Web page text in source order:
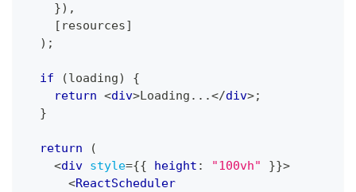
}) ,
[ resources]
) ;
if (loading)
{
return <div>Loading...</div>;
}
return
(
<div style={{ height : "100vh" }}>
<ReactScheduler